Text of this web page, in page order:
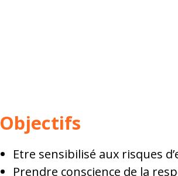
Objectifs
Etre sensibilisé aux risques
Prendre conscience de la